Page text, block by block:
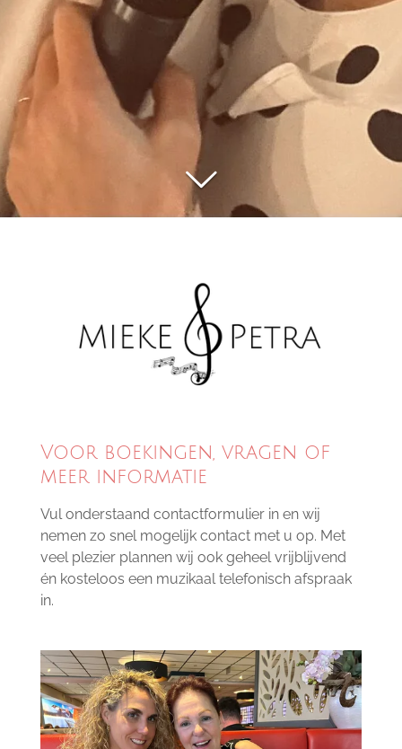
Voor boekingen, vragen of
meer informatie
Vul onderstaand contactformulier in en wij
nemen zo snel mogelijk contact met u op. Met
veel plezier plannen wij ook geheel vrijblijvend
én kosteloos een muzikaal telefonisch afspraak
in.